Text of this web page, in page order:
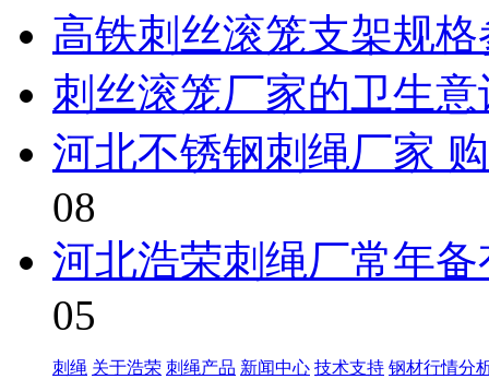
高铁刺丝滚笼支架规
刺丝滚笼厂家的卫生
河北不锈钢刺绳厂家
08
河北浩荣刺绳厂常年
05
刺绳 关于浩荣 刺绳产品 新闻中心 技术支持 钢材行情分